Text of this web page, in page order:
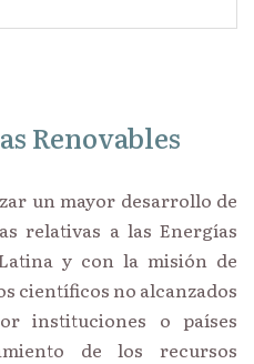
Renovables
un mayor desarrollo de
relativas a las Energías
y con la misión de
científicos no alcanzados
instituciones o países
de los recursos